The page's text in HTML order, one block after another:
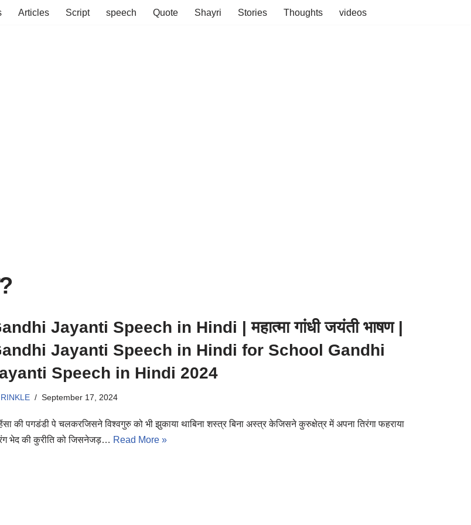
Articles Script speech Quote Shayri Stories Thoughts videos
Jayanti Speech in Hindi | महात्मा गांधी जयंती भाषण |
Jayanti Speech in Hindi for School Gandhi
Speech in Hindi 2024
RINKLE September 17, 2024
की पगडंडी पे चलकरजिसने विश्वगुरु को भी झुकाया थाबिना शस्त्र बिना अस्त्र केजिसने कुरुक्षेत्र में अपना तिरंगा फहराया
भेद की कुरीति को जिसनेजड़… Read More »